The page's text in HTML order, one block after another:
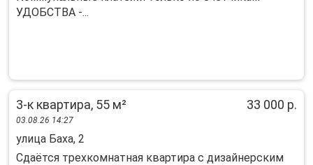
УДОБСТВА -...
3-к квартира, 55 м² 33 000 р.
03.08.26 14:27
улица Баха, 2
Сдаётся трехкомнатная квартира с дизайнерским